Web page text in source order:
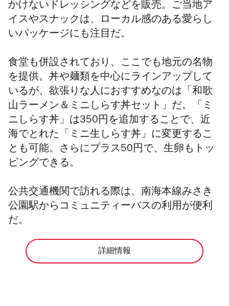
かけないドレッシングなどを販売。ご当地ア
イスやスナックは、ローカル感のある愛らし
いパッケージにも注目だ。
食堂も併設されており、ここでも地元の名物
を提供。丼や麺類を中心にラインアップして
いるが、欲張りな人におすすめなのは「和歌
山ラーメン＆ミニしらす丼セット」だ。「ミ
ニしらす丼」は350円を追加することで、近
海でとれた「ミニ生しらす丼」に変更するこ
とも可能。さらにプラス50円で、生卵もトッ
ピングできる。
公共交通機関で訪れる際は、南海本線みさき
公園駅からコミュニティーバスの利用が便利
だ。
詳細情報